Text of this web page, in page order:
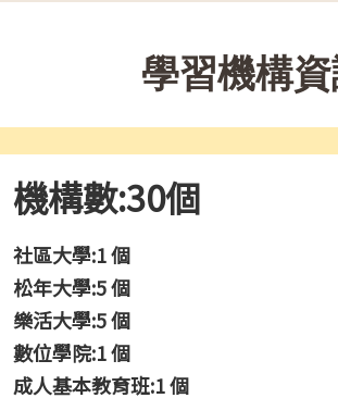
學習機構
機構數:30個
社區大學:1 個
松年大學:5 個
樂活大學:5 個
數位學院:1 個
成人基本教育班:1 個